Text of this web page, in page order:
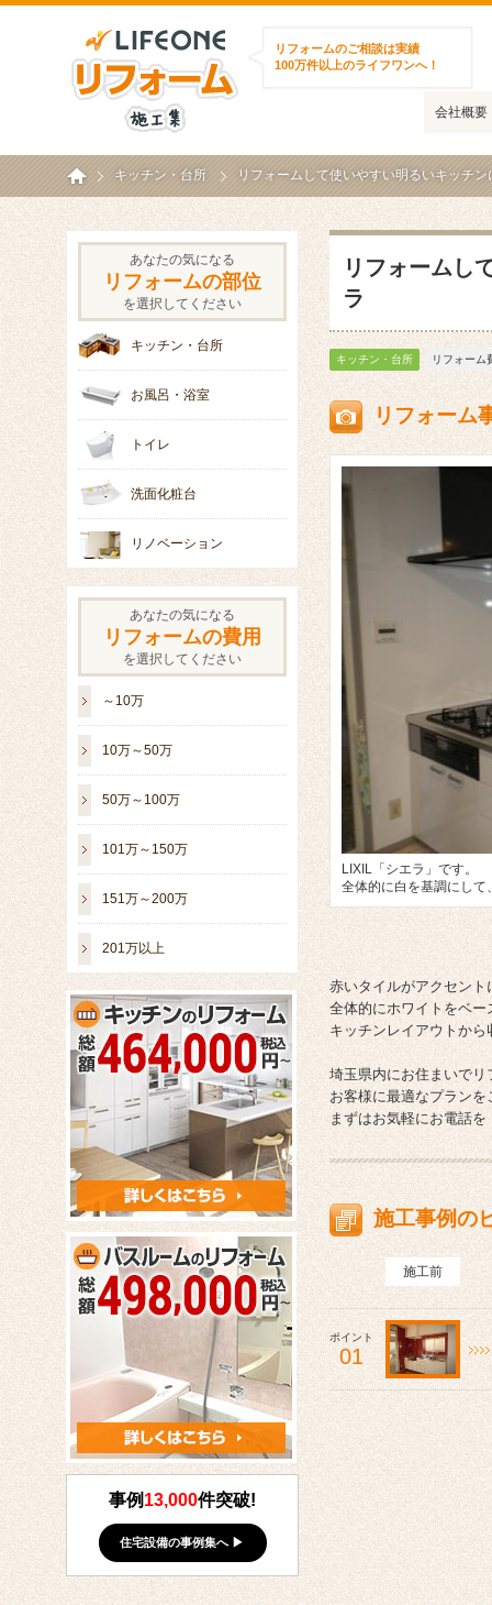
リフォームのご相談は実績
100万件以上のライフワンへ！
会社概要
ホームキッチン・台所 リフォームして使いやすい明るいキッチ
リフォームし
ラ
キッチン・台所 リフォーム
リフォーム
LIXIL「シエラ」です。
全体的に白を基調にし
赤いタイルがアクセン
全体的にホワイトをベ
キッチンレイアウトか
埼玉県内にお住まいで
お客様に最適なプランを
まずはお気軽にお電話を
施工事例の
施工前
ポイント
01
あなたの気になる
リフォームの部位
を選択してください
キッチン・台所
お風呂・浴室
トイレ
洗面化粧台
リノベーション
あなたの気になる
リフォームの費用
を選択してください
～10万
10万～50万
50万～100万
101万～150万
151万～200万
201万以上
事例 13,000件突破!
住宅設備の事例集へ ▶